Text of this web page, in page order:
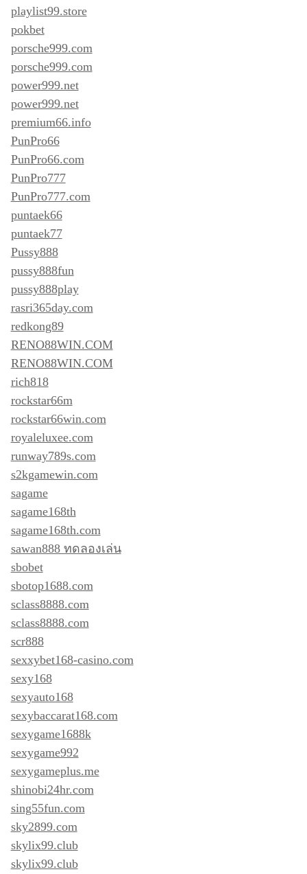
playlist99.store
pokbet
porsche999.com
porsche999.com
power999.net
power999.net
premium66.info
PunPro66
PunPro66.com
PunPro777
PunPro777.com
puntaek66
puntaek77
Pussy888
pussy888fun
pussy888play
rasri365day.com
redkong89
RENO88WIN.COM
RENO88WIN.COM
rich818
rockstar66m
rockstar66win.com
royaleluxee.com
runway789s.com
s2kgamewin.com
sagame
sagame168th
sagame168th.com
sawan888 ทดลองเล่น
sbobet
sbotop1688.com
sclass8888.com
sclass8888.com
scr888
sexxybet168-casino.com
sexy168
sexyauto168
sexybaccarat168.com
sexygame1688k
sexygame992
sexygameplus.me
shinobi24hr.com
sing55fun.com
sky2899.com
skylix99.club
skylix99.club